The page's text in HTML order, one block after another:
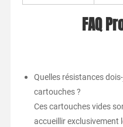
FAQ
Quelles résistances
cartouches ?
Ces cartouches vides
accueillir exclusivement